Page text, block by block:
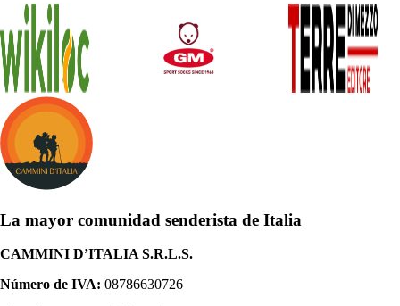
La mayor comunidad senderista de Italia
CAMMINI D’ITALIA S.R.L.S.
Número de IVA: 08786630726